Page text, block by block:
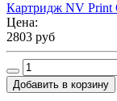
Картридж NV Print
Цена:
2803 руб